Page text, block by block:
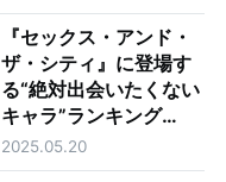
『セックス・アンド・
ザ・シティ』に登場す
る“絶対出会いたくない
キャラ”ランキング
TOP5
2025.05.20